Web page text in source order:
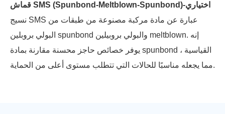
قماش SMS (Spunbond-Meltblown-Spunbond)-اختياري
نسيج SMS عبارة عن مادة مركبة مصنوعة من طبقات من
البولي بروبلين spunbond والبولي بروبيلين meltblown. إنه
يوفر خصائص حاجز محسنة مقارنة بمادة spunbond القياسية ،
مما يجعله مناسبًا للحالات التي تتطلب مستوى أعلى من الحماية.